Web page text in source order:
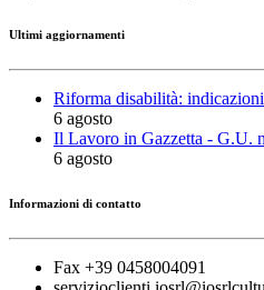
Ultimi aggiornamenti
Riforma disabilità:
6 agosto
Il Lavoro in Gazzetta - G.U.
6 agosto
Informazioni di contatto
Fax +39 0458004091